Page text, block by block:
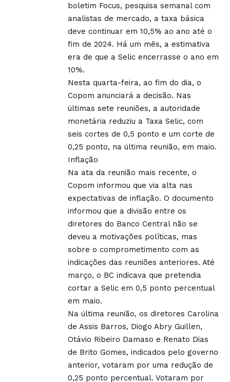
boletim Focus, pesquisa semanal com
analistas de mercado, a taxa básica
deve continuar em 10,5% ao ano até o
fim de 2024. Há um mês, a estimativa
era de que a Selic encerrasse o ano em
10%.
Nesta quarta-feira, ao fim do dia, o
Copom anunciará a decisão. Nas
últimas sete reuniões, a autoridade
monetária reduziu a Taxa Selic, com
seis cortes de 0,5 ponto e um corte de
0,25 ponto, na última reunião, em maio.
Inflação
Na ata da reunião mais recente, o
Copom informou que via alta nas
expectativas de inflação. O documento
informou que a divisão entre os
diretores do Banco Central não se
deveu a motivações políticas, mas
sobre o comprometimento com as
indicações das reuniões anteriores. Até
março, o BC indicava que pretendia
cortar a Selic em 0,5 ponto percentual
em maio.
Na última reunião, os diretores Carolina
de Assis Barros, Diogo Abry Guillen,
Otávio Ribeiro Damaso e Renato Dias
de Brito Gomes, indicados pelo governo
anterior, votaram por uma redução de
0,25 ponto percentual. Votaram por